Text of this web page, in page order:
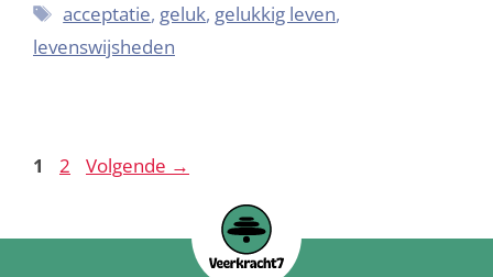
acceptatie, geluk, gelukkig leven,
levenswijsheden
1 2 Volgende →